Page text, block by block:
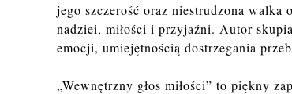
jego szczerość oraz niestrudzona
nadziei, miłości i przyjaźni. Autor
emocji, umiejętnością dostrzegania
„Wewnętrzny głos miłości” to piękny